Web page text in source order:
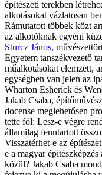
építészeti terekben
alkotásokat vázlatosan
Rámutatott többek közt
az alkotóknak egyéni
Sturcz János,
Egyetem tanszékvezető
műalkotásokat elemzett,
egységben van jelen az
Wharton Esherick és
Jakab Csaba,
docense meglehetősen
tette föl: Lesz-e végre
államilag fenntartott
Visszatérhet-e az
e a magyar
közül? Jakab Csaba